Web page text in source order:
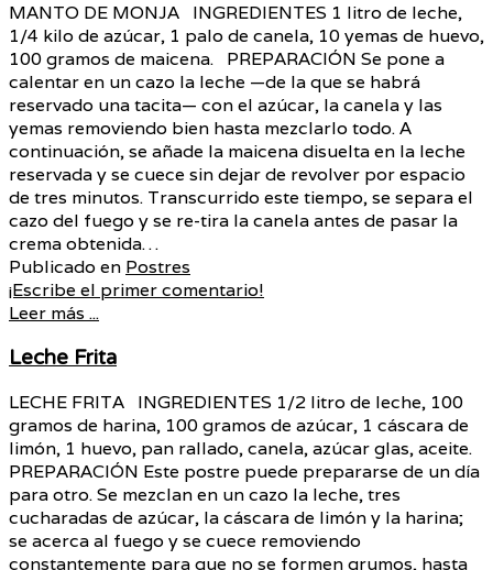
MANTO DE MONJA INGREDIENTES 1 litro de leche,
1/4 kilo de azúcar, 1 palo de canela, 10 yemas de huevo,
100 gramos de maicena. PREPARACIÓN Se pone a
calentar en un cazo la leche —de la que se habrá
reservado una tacita— con el azúcar, la canela y las
yemas removiendo bien hasta mezclarlo todo. A
continuación, se añade la maicena disuelta en la leche
reservada y se cuece sin dejar de revolver por espacio
de tres minutos. Transcurrido este tiempo, se separa el
cazo del fuego y se re-tira la canela antes de pasar la
crema obtenida…
Publicado en Postres
¡Escribe el primer comentario!
Leer más ...
Leche Frita
LECHE FRITA INGREDIENTES 1/2 litro de leche, 100
gramos de harina, 100 gramos de azúcar, 1 cáscara de
limón, 1 huevo, pan rallado, canela, azúcar glas, aceite.
PREPARACIÓN Este postre puede prepararse de un día
para otro. Se mezclan en un cazo la leche, tres
cucharadas de azúcar, la cáscara de limón y la harina;
se acerca al fuego y se cuece removiendo
constantemente para que no se formen grumos, hasta